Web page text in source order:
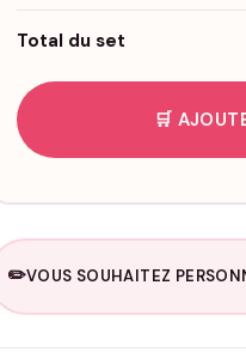
Total du set
🛒
✏️VOUS SOUHAITEZ